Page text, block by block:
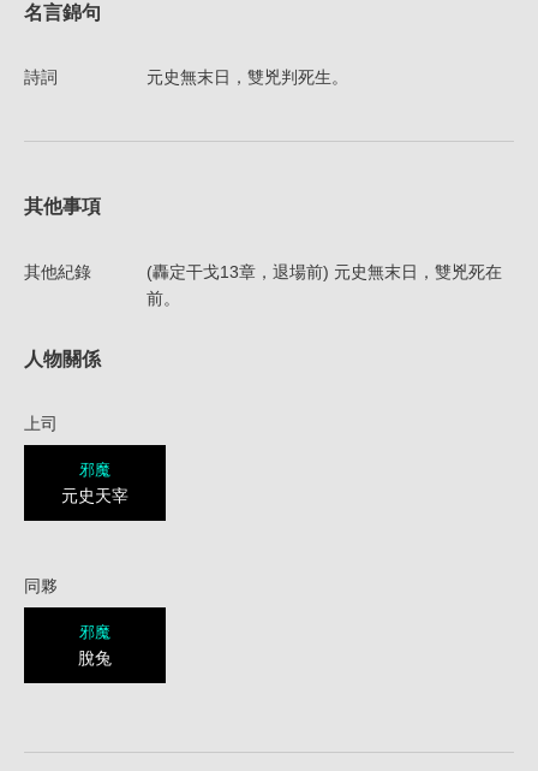
名言錦句
詩詞 元史無末日，雙兇判死生。
其他事項
其他紀錄
(轟定干戈13章，退場前) 元史無末日，雙兇死在
前。
人物關係
上司
邪魔
元史天宰
同夥
邪魔
脫兔